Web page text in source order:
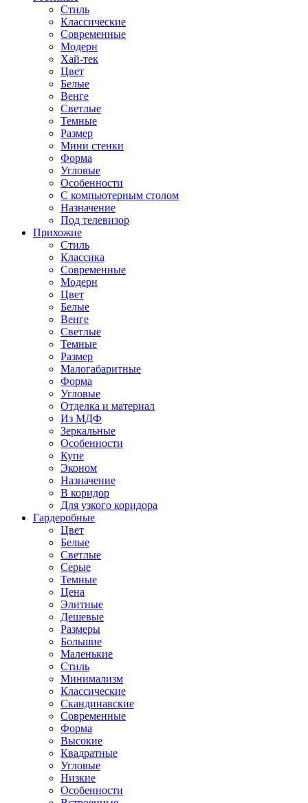
Стиль
Классические
Современные
Модерн
Хай-тек
Цвет
Белые
Венге
Светлые
Темные
Размер
Мини стенки
Форма
Угловые
Особенности
С компьютерным столом
Назначение
Под телевизор
Прихожие
Стиль
Классика
Современные
Модерн
Цвет
Белые
Венге
Светлые
Темные
Размер
Малогабаритные
Форма
Угловые
Отделка и материал
Из МДФ
Зеркальные
Особенности
Купе
Эконом
Назначение
В коридор
Для узкого коридора
Гардеробные
Цвет
Белые
Светлые
Серые
Темные
Цена
Элитные
Дешевые
Размеры
Большие
Маленькие
Стиль
Минимализм
Классические
Скандинавские
Современные
Форма
Высокие
Квадратные
Угловые
Низкие
Особенности